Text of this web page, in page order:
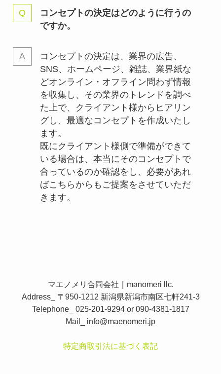
コンセプトの決定はどのように行うの
ですか。
コンセプトの決定は、業界の広告、
SNS、ホームページ、雑誌、業界紙な
どオンライン・オフライン問わず情報
を収集し、その業界のトレンドを調べ
た上で、クライアント様からヒアリン
グし、最適なコンセプトを作成いたし
ます。
既にクライアント様側で準備ができて
いる場合は、本当にそのコンセプトで
合っているのか確認をし、必要があれ
ばこちらからもご提案をさせていただ
きます。
マエノメリ合同会社｜manomeri llc.
Address_ 〒950-1212 新潟県新潟市南区七軒241-3
Telephone_ 025-201-9294 or 090-4381-1817
Mail_ info@maenomeri.jp
特定商取引法に基づく表記